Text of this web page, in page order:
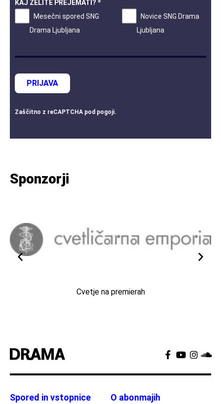
KAJ ŽELITE PREJEMATI? *
Mesečni spored SNG
Drama Ljubljana
Novice SNG Drama
Ljubljana
PRIJAVA
Zaščitno z reCAPTCHA pod pogoji.
Sponzorji
Cvetje na premierah
Spored in vstopnice
O abonmajih